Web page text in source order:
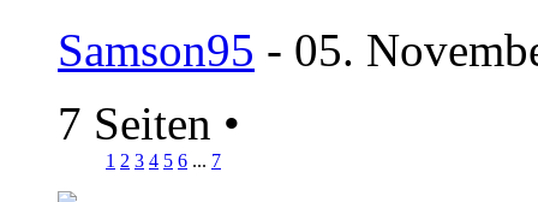
Samson95 - 05.
7 Seiten •
1 2 3 4 5 6 ... 7